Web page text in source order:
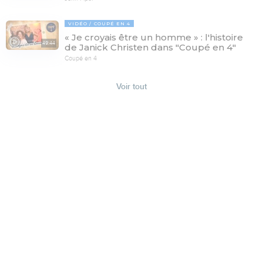
49:44
VIDÉO COUPÉ EN 4
« Je croyais être un homme » : l'histoire
de Janick Christen dans "Coupé en 4"
Coupé en 4
Voir tout